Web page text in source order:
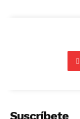
Suscríbete